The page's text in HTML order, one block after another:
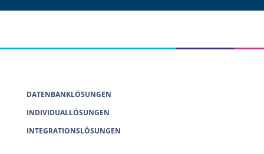
DATENBANKLÖSUNGEN
INDIVIDUALLÖSUNGEN
INTEGRATIONSLÖSUNGEN